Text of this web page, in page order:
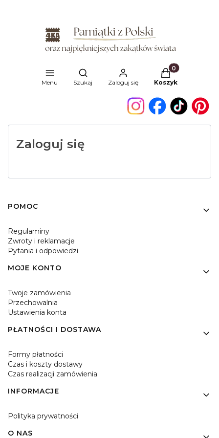
Menu
Otwórz wyszukiwarkę
Szukaj Zaloguj się
Produkty w
Koszyk
Zaloguj się
Linki w stopce
POMOC
Regulaminy
Zwroty i reklamacje
Pytania i odpowiedzi
MOJE KONTO
Twoje zamówienia
Przechowalnia
Ustawienia konta
PŁATNOŚCI I DOSTAWA
Formy płatności
Czas i koszty dostawy
Czas realizacji zamówienia
INFORMACJE
Polityka prywatności
O NAS